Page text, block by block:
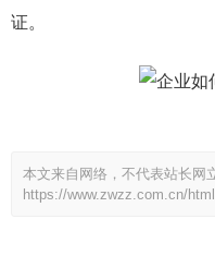
证。
本文来自网络，不代表站长网
https://www.zwzz.com.cn/